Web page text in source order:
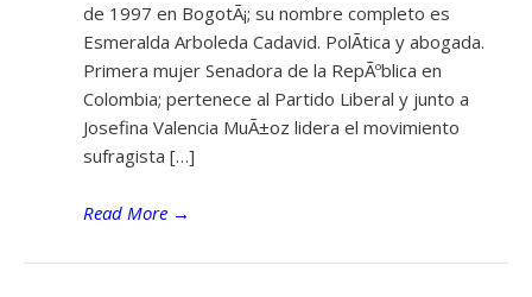
de 1997 en BogotÃ¡; su nombre completo es
Esmeralda Arboleda Cadavid. PolÃ­tica y abogada.
Primera mujer Senadora de la RepÃºblica en
Colombia; pertenece al Partido Liberal y junto a
Josefina Valencia MuÃ±oz lidera el movimiento
sufragista […]
Read More →